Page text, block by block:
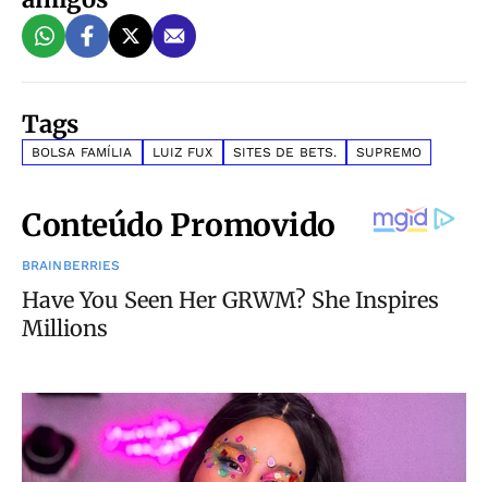
Tags
BOLSA FAMÍLIA LUIZ FUX SITES DE BETS. SUPREMO